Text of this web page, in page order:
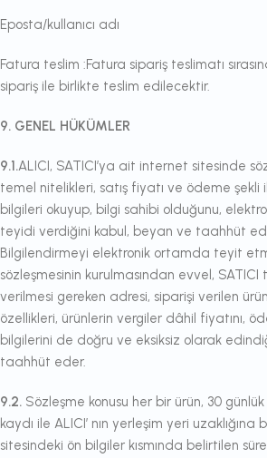
Eposta/kullanıcı adı
Fatura teslim :Fatura sipariş teslimatı
sipariş ile birlikte teslim edilecektir.
9. GENEL HÜKÜMLER
9.1.ALICI, SATICI’ya ait internet sitesinde
temel nitelikleri, satış fiyatı ve ödeme şekli
bilgileri okuyup, bilgi sahibi olduğunu,
teyidi verdiğini kabul, beyan ve taahhüt
Bilgilendirmeyi elektronik ortamda teyit
sözleşmesinin kurulmasından evvel, SATICI
verilmesi gereken adresi, siparişi verilen
özellikleri, ürünlerin vergiler dâhil fiyatını,
bilgilerini de doğru ve eksiksiz olarak
taahhüt eder.
9.2. Sözleşme konusu her bir ürün, 30
kaydı ile ALICI’ nın yerleşim yeri
sitesindeki ön bilgiler kısmında belirtilen